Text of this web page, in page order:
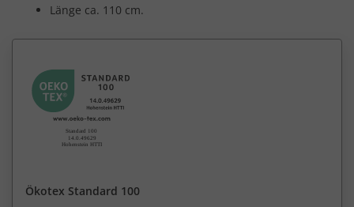
Länge ca. 110 cm.
Ökotex Standard 100